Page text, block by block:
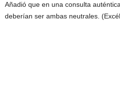
Añadió que en una consulta
deberían ser ambas neutrales.